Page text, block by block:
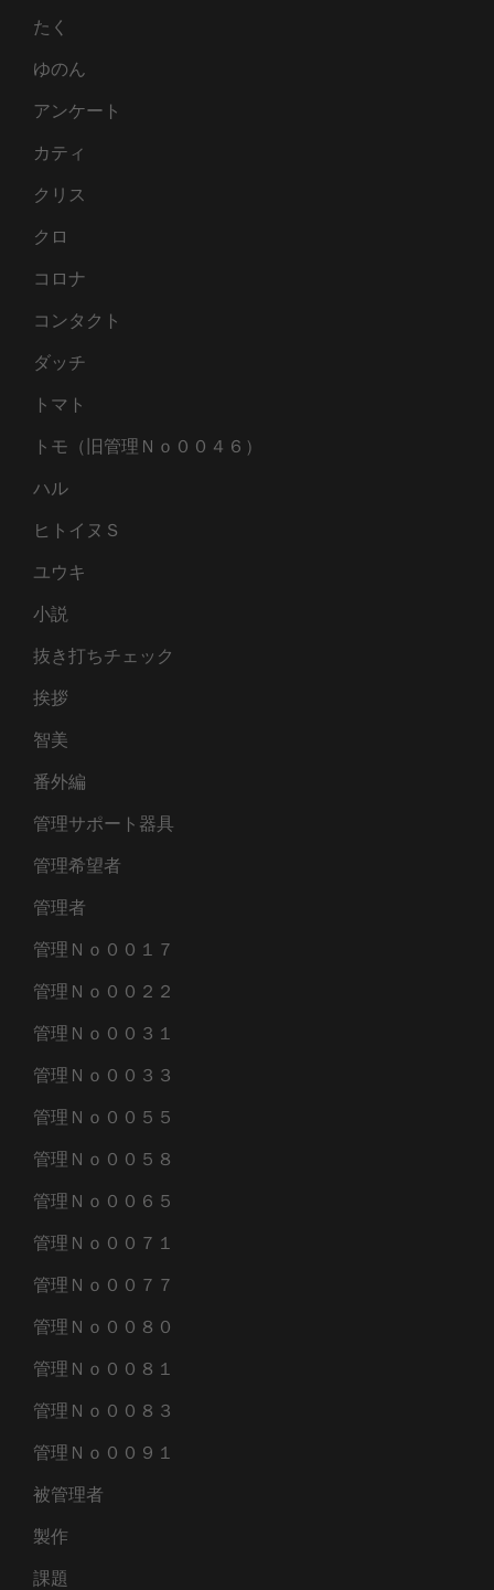
たく
ゆのん
アンケート
カティ
クリス
クロ
コロナ
コンタクト
ダッチ
トマト
トモ（旧管理Ｎｏ００４６）
ハル
ヒトイヌＳ
ユウキ
小説
抜き打ちチェック
挨拶
智美
番外編
管理サポート器具
管理希望者
管理者
管理Ｎｏ００１７
管理Ｎｏ００２２
管理Ｎｏ００３１
管理Ｎｏ００３３
管理Ｎｏ００５５
管理Ｎｏ００５８
管理Ｎｏ００６５
管理Ｎｏ００７１
管理Ｎｏ００７７
管理Ｎｏ００８０
管理Ｎｏ００８１
管理Ｎｏ００８３
管理Ｎｏ００９１
被管理者
製作
課題